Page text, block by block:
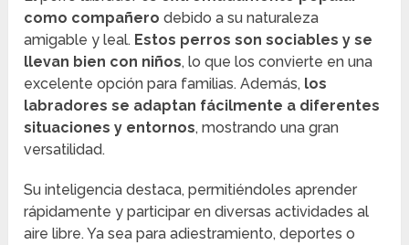
como compañero debido a su naturaleza
amigable y leal. Estos perros son sociables y se
llevan bien con niños, lo que los convierte en una
excelente opción para familias. Además, los
labradores se adaptan fácilmente a diferentes
situaciones y entornos, mostrando una gran
versatilidad.
Su inteligencia destaca, permitiéndoles aprender
rápidamente y participar en diversas actividades al
aire libre. Ya sea para adiestramiento, deportes o